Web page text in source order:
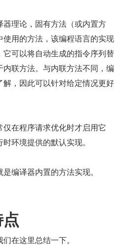
理论，固有方法（或内置方
用的方法，该编程语言的实现
可以将自动生成的指令序列替
联方法。与内联方法不同，编
，因此可以针对给定情况更好
在程序请求优化时才启用它
环境提供的默认实现。
编译器内置的方法实现。
在这里总结一下。